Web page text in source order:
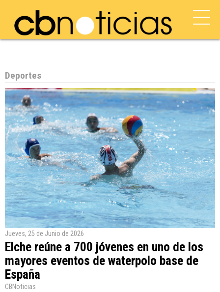
Deportes
Jueves, 25 de Junio de 2026
Elche reúne a 700 jóvenes en uno de los
mayores eventos de waterpolo base de
España
CBNoticias